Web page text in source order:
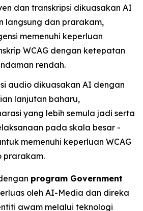
dan transkripsi dikuasakan AI
langsung dan prarakam,
memenuhi keperluan
WCAG dengan ketepatan
rendah.
audio dikuasakan AI dengan
lanjutan baharu,
yang lebih semula jadi serta
pada skala besar -
memenuhi keperluan WCAG
prarakam.
program Government
oleh AI-Media dan direka
awam melalui teknologi